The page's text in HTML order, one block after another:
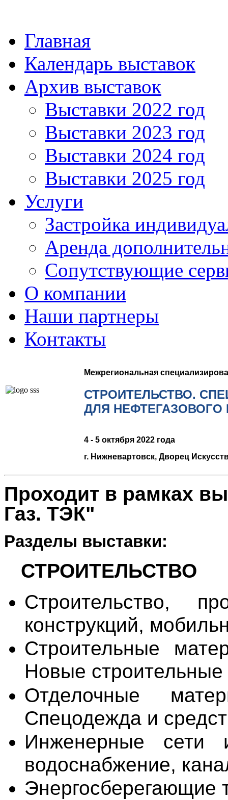
Главная
Календарь выставок
Архив выставок
Выставки 2022 год
Выставки 2023 год
Выставки 2024 год
Выставки 2025 год
Услуги
Застройка
Аренда
Сопутствующие
О компании
Наши партнеры
Контакты
Межрегиональная
СТРОИТЕЛЬСТВО.
ДЛЯ НЕФТЕГАЗОВОГО
4 - 5 октября 2022 года
г. Нижневартовск, Дворец
Проходит в рамках
Газ. ТЭК"
Разделы выставки:
СТРОИТЕЛЬСТВО
Строительство,
конструкций,
Строительные
Новые строительные
Отделочные
Спецодежда и
Инженерные сети
водоснабжение,
Энергосберегающие